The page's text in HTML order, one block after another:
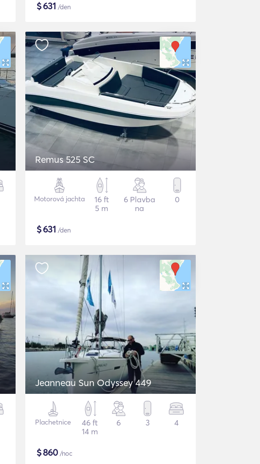
$631 /den
Remus 525 SC
Motorová jachta
16 ft
5 m
6 Plavba
na
0
$631 /den
Jeanneau Sun Odyssey 449
Plachetnice
46 ft
14 m
6 3 4
$860 /noc